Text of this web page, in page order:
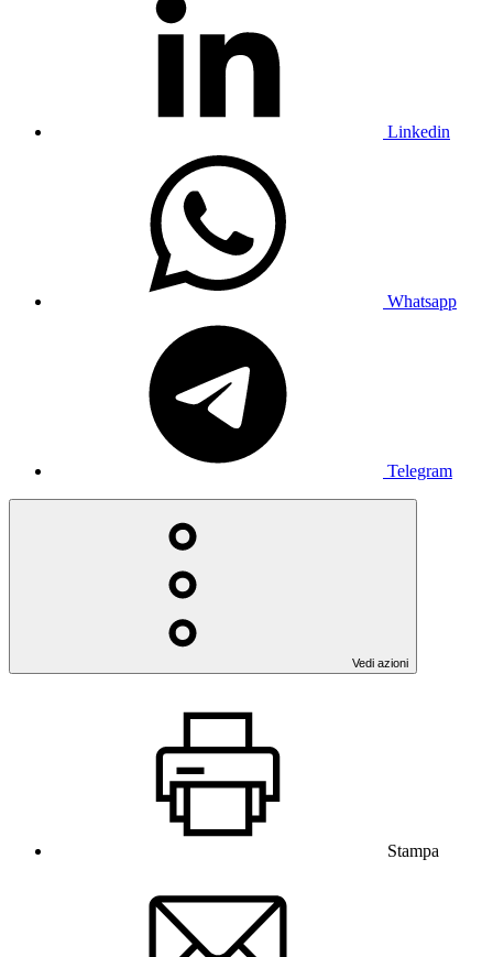
Linkedin
Whatsapp
Telegram
Vedi azioni
Stampa